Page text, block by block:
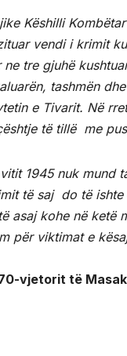
Këshilli
vendi i krimit
ne tre gjuhë
tashmën
e Tivarit. Në
të tillë me
1945 nuk mund
të saj do të
asaj kohe në ketë
për viktimat e
vjetorit të